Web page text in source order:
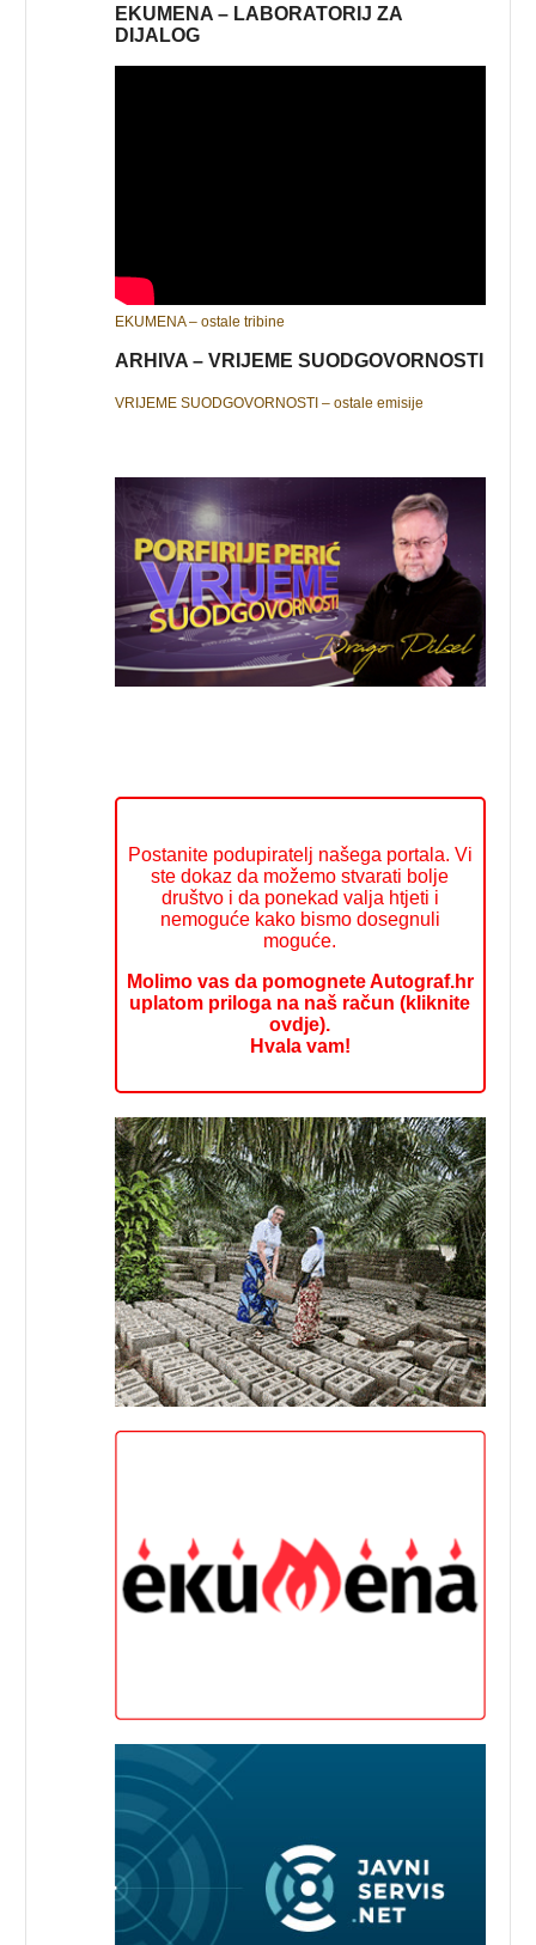
EKUMENA – LABORATORIJ ZA
DIJALOG
EKUMENA – ostale tribine
ARHIVA – VRIJEME SUODGOVORNOSTI
VRIJEME SUODGOVORNOSTI – ostale emisije
Postanite podupiratelj našega portala. Vi
ste dokaz da možemo stvarati bolje
društvo i da ponekad valja htjeti i
nemoguće kako bismo dosegnuli
moguće.
Molimo vas da pomognete Autograf.hr
uplatom priloga na naš račun (kliknite
ovdje).
Hvala vam!